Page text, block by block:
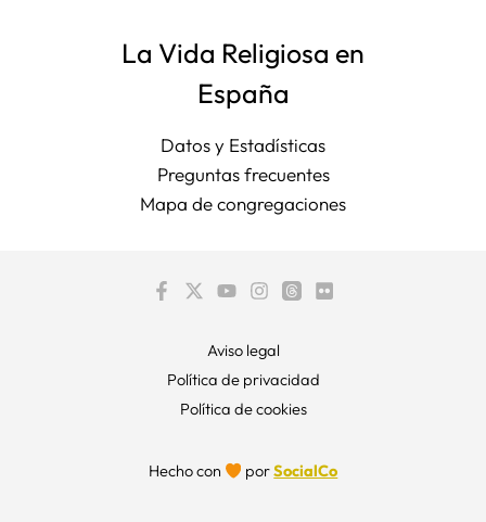
La Vida Religiosa en
España
Datos y Estadísticas
Preguntas frecuentes
Mapa de congregaciones
Aviso legal
Política de privacidad
Política de cookies
Hecho con porSocialCo